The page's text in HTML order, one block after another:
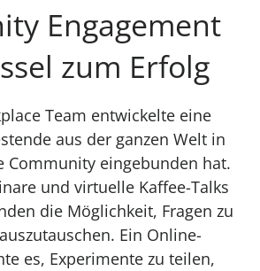
Engagement
zum Erfolg
Team entwickelte eine
aus der ganzen Welt in
Community eingebunden hat.
und virtuelle Kaffee-Talks
die Möglichkeit, Fragen zu
Ein Online-
es, Experimente zu teilen,